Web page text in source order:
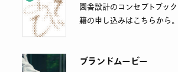
園舎設計のコンセプトブッ
籍の申し込みはこちらから。
ブランドムービー